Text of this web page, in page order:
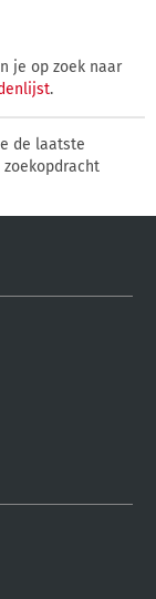
je op zoek naar
.
de laatste